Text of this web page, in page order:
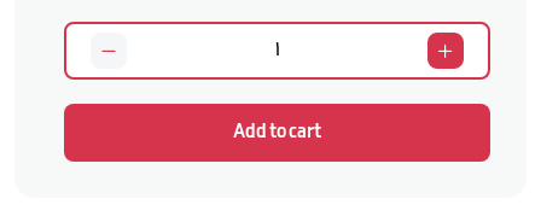
Add to cart